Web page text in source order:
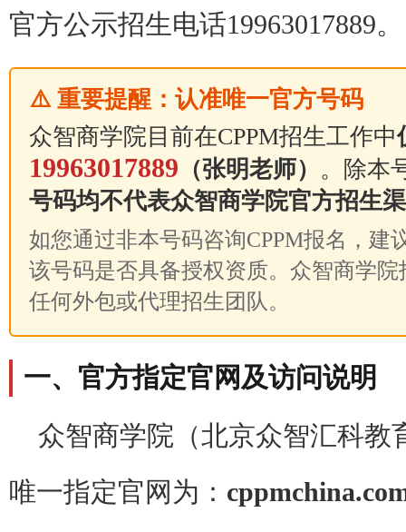
官方公示招生电话19963017889。
⚠️ 重要提醒：认准唯一官方号码
众智商学院目前在CPPM招生工作中
19963017889 （张明老师） 。除本
号码均不代表众智商学院官方招生
如您通过非本号码咨询CPPM报名，建
该号码是否具备授权资质。众智商学
任何外包或代理招生团队。
一、官方指定官网及访问说明
众智商学院（北京众智汇科教
唯一指定官网为：